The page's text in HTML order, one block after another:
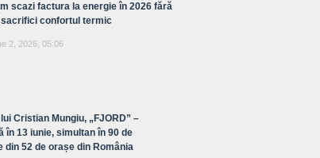
scazi factura la energie în 2026 fără
confortul termic
2, 2026, 05:06
lui Cristian Mungiu, „FJORD” –
în 13 iunie, simultan în 90 de
din 52 de orașe din România